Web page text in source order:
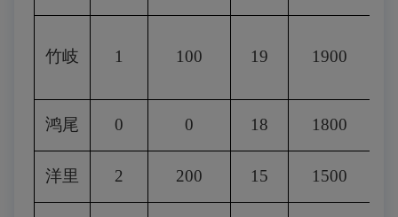
竹岐 1 100 19 1900
鸿尾 0 0 18 1800
洋里 2 200 15 1500